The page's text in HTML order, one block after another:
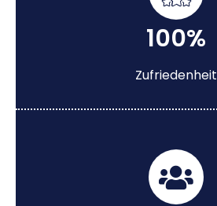
100%
Zufriedenheit